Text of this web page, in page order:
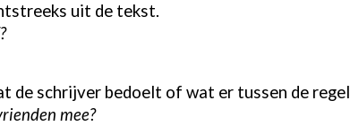
uit de tekst.
de schrijver bedoelt of wat er tussen de
mee?